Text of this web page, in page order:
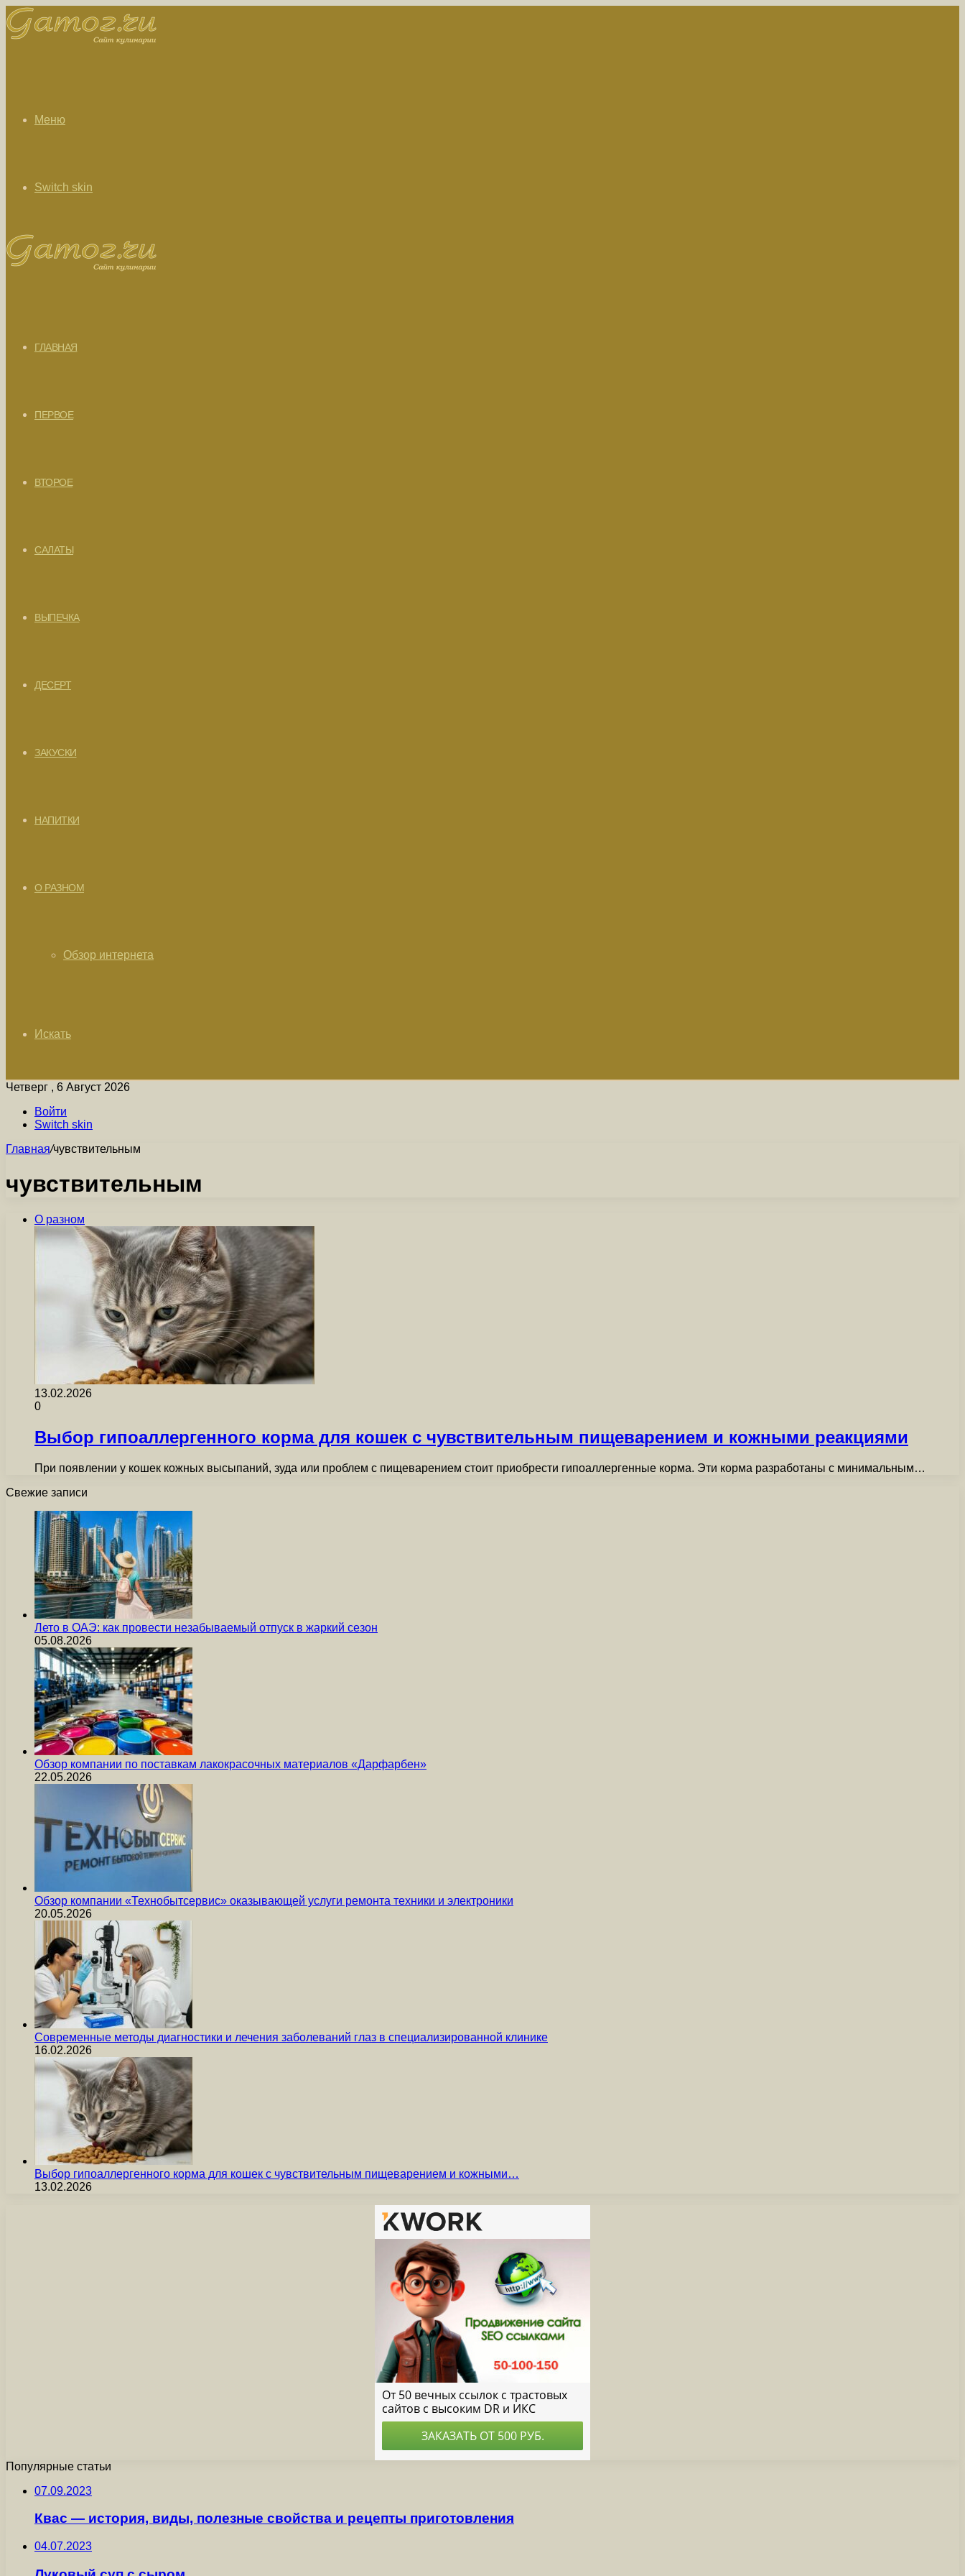
Меню
Switch skin
ГЛАВНАЯ
ПЕРВОЕ
ВТОРОЕ
САЛАТЫ
ВЫПЕЧКА
ДЕСЕРТ
ЗАКУСКИ
НАПИТКИ
О РАЗНОМ
Обзор интернета
Искать
Четверг , 6 Август 2026
Войти
Switch skin
Главная/чувствительным
чувствительным
О разном
13.02.2026
0
Выбор гипоаллергенного корма для кошек с чувствительным пищеварением и кожными реакциями
При появлении у кошек кожных высыпаний, зуда или проблем с пищеварением стоит приобрести гипоаллергенные корма. Эти корма разработаны с минимальным…
Свежие записи
Лето в ОАЭ: как провести незабываемый отпуск в жаркий сезон
05.08.2026
Обзор компании по поставкам лакокрасочных материалов «Дарфарбен»
22.05.2026
Обзор компании «Технобытсервис» оказывающей услуги ремонта техники и электроники
20.05.2026
Современные методы диагностики и лечения заболеваний глаз в специализированной клинике
16.02.2026
Выбор гипоаллергенного корма для кошек с чувствительным пищеварением и кожными…
13.02.2026
Популярные статьи
07.09.2023
Квас — история, виды, полезные свойства и рецепты приготовления
04.07.2023